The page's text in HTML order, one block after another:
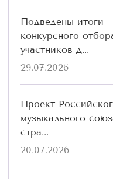
Подведены итоги
конкурсного
участников д...
29.07.2026
Проект
музыкального
стра...
20.07.2026